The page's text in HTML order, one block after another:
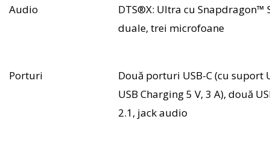
Audio
DTS®X: Ultra cu Snapdragon™
duale, trei microfoane
Porturi
Două porturi USB-C (cu suport
USB Charging 5 V, 3 A), două
2.1, jack audio